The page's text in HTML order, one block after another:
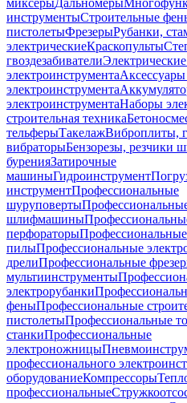
миксерыДальномеры
инструментыСтроительные
пистолетыФрезерыРубанки,
электрическиеКраскопульты
гвоздезабиватели
электроинструмента
электроинструмента
электроинструментаНаборы
строительная техника
тельферыТакелажВиброплиты,
вибраторыБензорезы, резчики
буренияЗатирочные
машиныГидроинструмент
инструментПрофессиональные
шуруповерты
шлифмашины
перфораторы
пилыПрофессиональные
дрелиПрофессиональные
мультиинструменты
электрорубанки
феныПрофессиональные
пистолетыПрофессиональные
станкиПрофессиональные
электроножницы
профессионального
оборудованиеКомпрессоры
профессиональные